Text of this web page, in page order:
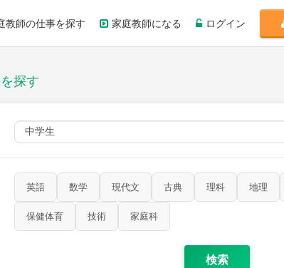
教師の仕事を探す 家庭教師になる ログイン
探す
英語 数学 現代文 古典 理科 地理
保健体育 技術 家庭科
検索
芸術 音楽 保健体育 技術 家庭科